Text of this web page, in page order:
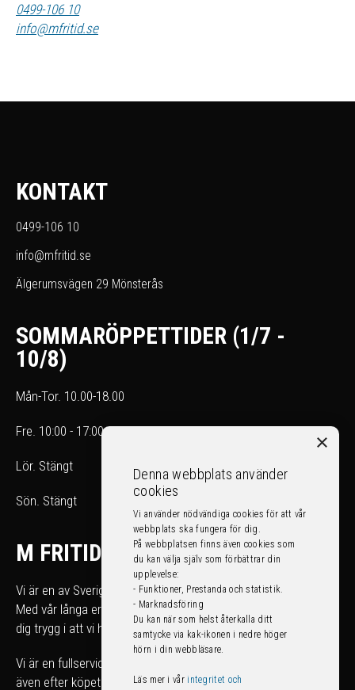
0499-106 10
info@mfritid.se
KONTAKT
0499-106 10
info@mfritid.se
Älgerumsvägen 29 Mönsterås
SOMMARÖPPETTIDER (1/7 -
10/8)
Mån-Tor. 10.00-18.00
Fre. 10:00 - 17:00
Lör. Stängt
Sön. Stängt
M FRITID
Vi är en av Sveriges största fritidsfordonshandlare.
Med vår långa erfarenhet kan du som köpare känna
dig trygg i att vi hjälper dig att hitta rätt fordon för just dig.
Vi är en fullserviceanläggning som tar hand om ditt fordon
även efter köpet!
×
Denna webbplats använder
cookies
Vi använder nödvändiga cookies för att vår
webbplats ska fungera för dig.
På webbplatsen finns även cookies som
du kan välja själv som förbättrar din
upplevelse:
- Funktioner, Prestanda och statistik.
- Marknadsföring
Du kan när som helst återkalla ditt
samtycke via kak-ikonen i nedre höger
hörn i din webbläsare.
Läs mer i vår integritet och